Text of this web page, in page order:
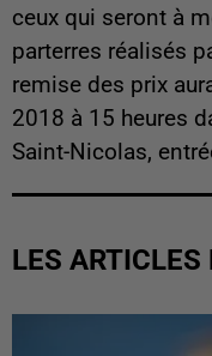
ceux qui seront à
parterres réalisés
remise des prix
2018 à 15 heures
Saint-Nicolas,
LES ARTICLES